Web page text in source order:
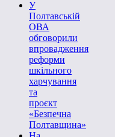
У
Полтавській
ОВА
обговорили
впровадження
реформи
шкільного
харчування
та
проєкт
«Безпечна
Полтавщина»